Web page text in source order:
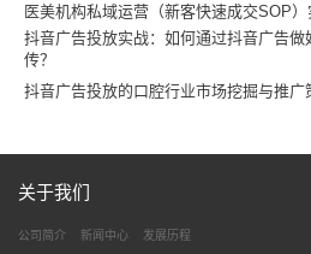
医美机构私域运营（新客快速成交SOP）
抖音广告投放实战：如何通过抖音广告做
传？
抖音广告投放的口腔行业市场挖掘与推广
关于我们
公司简介 新闻中心 发展历程